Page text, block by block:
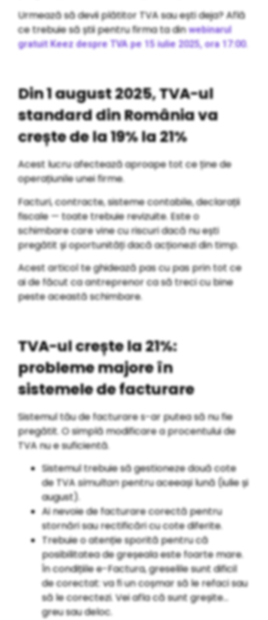
Urmează să devii plătitor TVA sau ești deja? Află
ce trebuie să știi pentru firma ta dinwebinarul
gratuit Keez despre TVA pe 15 iulie 2025, ora 17:00.
Din 1 august 2025, TVA-ul
standard din România va
crește de la 19% la 21%
Acest lucru afectează aproape tot ce ține de
operațiunile unei firme.
Facturi, contracte, sisteme contabile, declarații
fiscale — toate trebuie revizuite. Este o
schimbare care vine cu riscuri dacă nu ești
pregătit și oportunități dacă acționezi din timp.
Acest articol te ghidează pas cu pas prin tot ce
ai de făcut ca antreprenor ca să treci cu bine
peste această schimbare.
TVA-ul crește la 21%:
probleme majore în
sistemele de facturare
Sistemul tău de facturare s-ar putea să nu fie
pregătit. O simplă modificare a procentului de
TVA nu e suficientă.
Sistemul trebuie să gestioneze două cote
de TVAsimultanpentru aceeași lună (iulie și
august).
Ai nevoie de facturare corectă pentru
stornări sau rectificări cu cote diferite.
Trebuie o atenție sporită pentru că
posibilitatea de greșeala este foarte mare.
În condițiile e-Factura, greselile sunt dificil
de corectat: va fi un coșmar să le refaci sau
să le corectezi. Vei afla că sunt greșite…
greu sau deloc.